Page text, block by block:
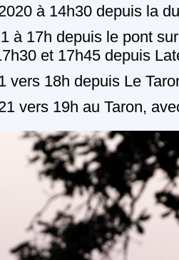
à 14h30 depuis la
à 17h depuis le pont
et 17h45 depuis
vers 18h depuis Le
vers 19h au Taron,